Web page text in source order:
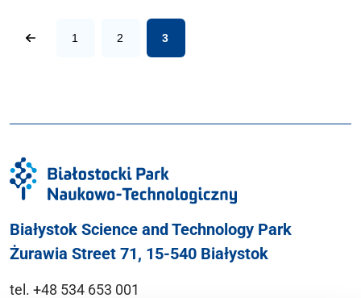
1 2 3
Białystok Science and Technology Park
Żurawia Street 71, 15-540 Białystok
tel. +48 534 653 001